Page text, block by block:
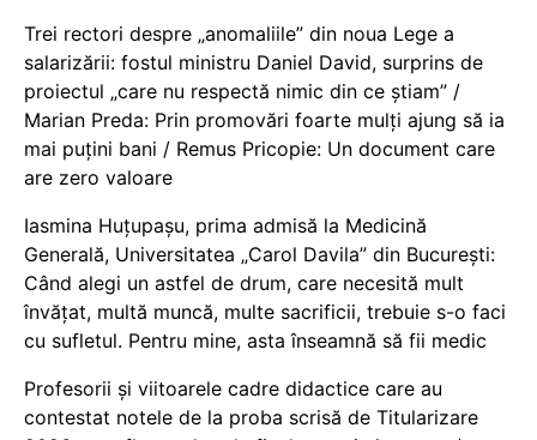
Trei rectori despre „anomaliile” din noua Lege a
salarizării: fostul ministru Daniel David, surprins de
proiectul „care nu respectă nimic din ce știam” /
Marian Preda: Prin promovări foarte mulți ajung să ia
mai puțini bani / Remus Pricopie: Un document care
are zero valoare
Iasmina Huțupașu, prima admisă la Medicină
Generală, Universitatea „Carol Davila” din București:
Când alegi un astfel de drum, care necesită mult
învățat, multă muncă, multe sacrificii, trebuie s-o faci
cu sufletul. Pentru mine, asta înseamnă să fii medic
Profesorii și viitoarele cadre didactice care au
contestat notele de la proba scrisă de Titularizare